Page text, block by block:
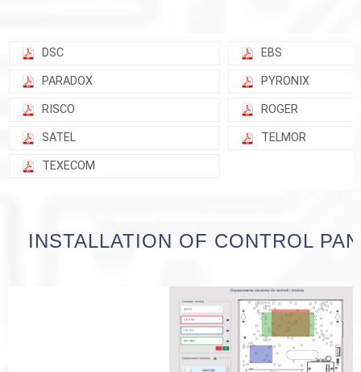
DSC EBS
PARADOX PYRONIX
RISCO ROGER
SATEL TELMOR
TEXECOM
INSTALLATION OF CONTROL